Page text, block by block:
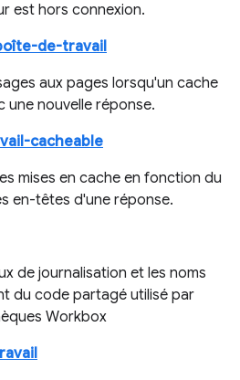
est hors connexion.
de-travail
aux pages lorsqu'un cache
une nouvelle réponse.
cacheable
mises en cache en fonction du
en-têtes d'une réponse.
de journalisation et les noms
du code partagé utilisé par
Workbox